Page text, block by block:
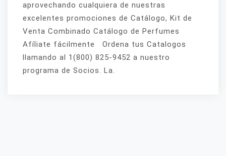
aprovechando cualquiera de nuestras
excelentes promociones de Catálogo, Kit de
Venta Combinado Catálogo de Perfumes
Afíliate fácilmente Ordena tus Catalogos
llamando al 1(800) 825-9452 a nuestro
programa de Socios. La.